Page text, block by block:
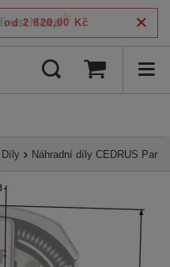
od 2 820,00 Kč
Díly Náhradní díly CEDRUS Parts